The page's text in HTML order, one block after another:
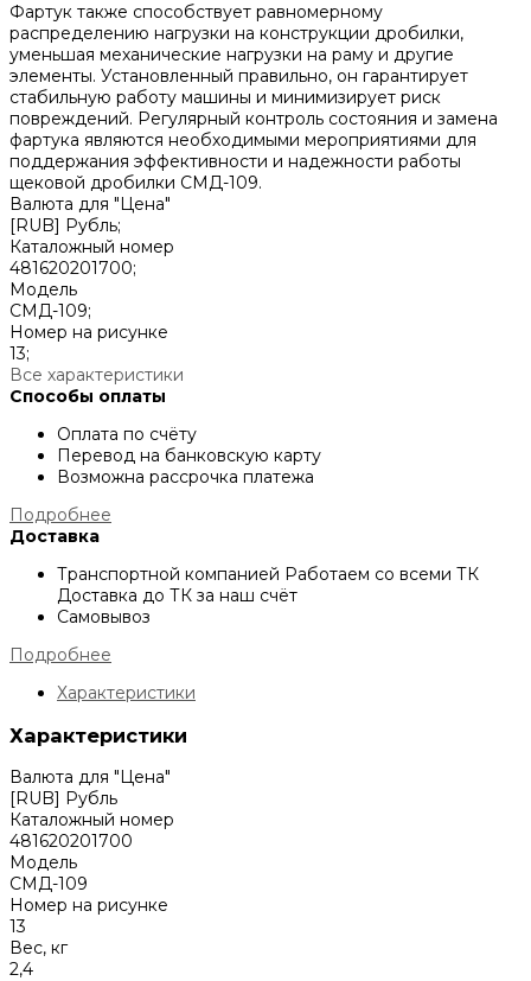
Фартук также способствует равномерному
распределению нагрузки на конструкции дробилки,
уменьшая механические нагрузки на раму и другие
элементы. Установленный правильно, он гарантирует
стабильную работу машины и минимизирует риск
повреждений. Регулярный контроль состояния и замена
фартука являются необходимыми мероприятиями для
поддержания эффективности и надежности работы
щековой дробилки СМД-109.
Валюта для "Цена"
[RUB] Рубль;
Каталожный номер
481620201700;
Модель
СМД-109;
Номер на рисунке
13;
Все характеристики
Способы оплаты
Оплата по счёту
Перевод на банковскую карту
Возможна рассрочка платежа
Подробнее
Доставка
Транспортной компанией Работаем со всеми ТК
Доставка до ТК за наш счёт
Самовывоз
Подробнее
Характеристики
Характеристики
Валюта для "Цена"
[RUB] Рубль
Каталожный номер
481620201700
Модель
СМД-109
Номер на рисунке
13
Вес, кг
2,4